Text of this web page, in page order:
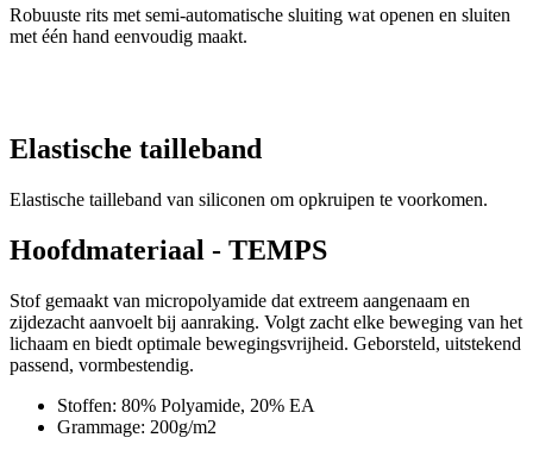
Robuuste rits met semi-automatische sluiting wat openen en sluiten
met één hand eenvoudig maakt.
Elastische tailleband
Elastische tailleband van siliconen om opkruipen te voorkomen.
Hoofdmateriaal - TEMPS
Stof gemaakt van micropolyamide dat extreem aangenaam en
zijdezacht aanvoelt bij aanraking. Volgt zacht elke beweging van het
lichaam en biedt optimale bewegingsvrijheid. Geborsteld, uitstekend
passend, vormbestendig.
Stoffen: 80% Polyamide, 20% EA
Grammage: 200g/m2